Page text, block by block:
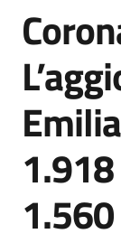
comunicato
Risorse
Agenzia
di
informazione
Salta al contenuto